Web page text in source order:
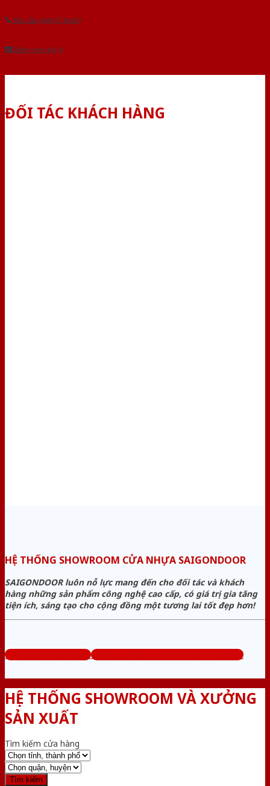
Yêu cầu gọi lại (3 phút)
Dành cho đại lý
ĐỐI TÁC KHÁCH HÀNG
HỆ THỐNG SHOWROOM CỬA NHỰA SAIGONDOOR
SAIGONDOOR luôn nỗ lực mang đến cho đối tác và khách
hàng những sản phẩm công nghệ cao cấp, có giá trị gia tăng
tiện ích, sáng tạo cho cộng đồng một tương lai tốt đẹp hơn!
www.cuanhuago.com Tổng đài tư vấn miễn phí: 0824.400.400
HỆ THỐNG SHOWROOM VÀ XƯỞNG
SẢN XUẤT
Tìm kiếm cửa hàng